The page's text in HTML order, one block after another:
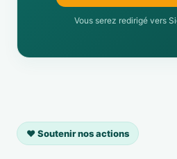
Vous serez redirigé vers
❤️ Soutenir nos actions